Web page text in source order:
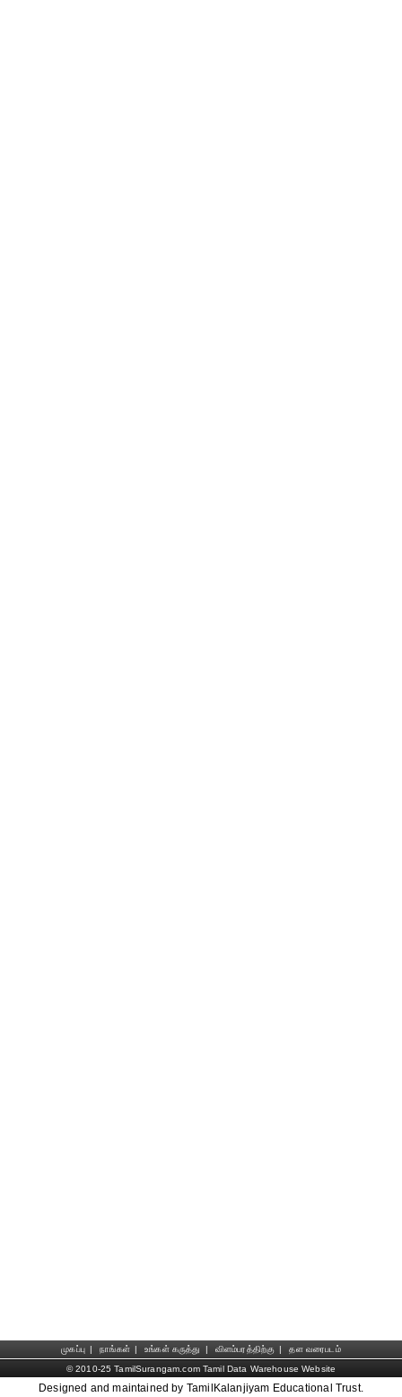
முகப்பு | நாங்கள் | உங்கள் கருத்து | விளம்பரத்திற்கு |
தள வரைபடம்
© 2010-25 TamilSurangam.com Tamil Data Warehouse Website
Designed and maintained by TamilKalanjiyam Educational Trust.